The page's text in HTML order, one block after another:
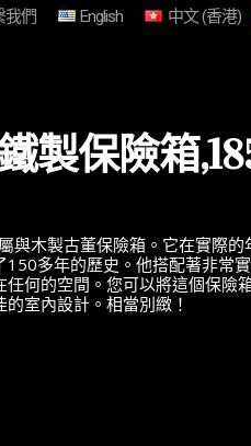
我們 English 中文 (香港)
製保險箱
與木製古董保險箱。它在實際的
150多年的歷史。他搭配著非常
何的空間。您可以將這個保險
室內設計。相當別緻！